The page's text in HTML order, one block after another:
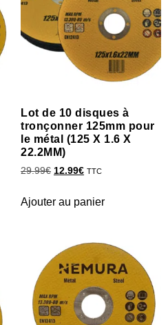
Lot de 10 disques à
tronçonner 125mm pour
le métal (125 X 1.6 X
22.2MM)
29.99€ 12.99€ TTC
Ajouter au panier